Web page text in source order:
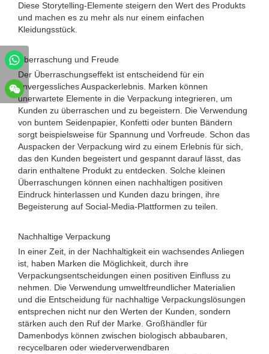
Diese Storytelling-Elemente steigern den Wert des Produkts
und machen es zu mehr als nur einem einfachen
Kleidungsstück.
Überraschung und Freude
Der Überraschungseffekt ist entscheidend für ein
unvergessliches Auspackerlebnis. Marken können
unerwartete Elemente in die Verpackung integrieren, um
Kunden zu überraschen und zu begeistern. Die Verwendung
von buntem Seidenpapier, Konfetti oder bunten Bändern
sorgt beispielsweise für Spannung und Vorfreude. Schon das
Auspacken der Verpackung wird zu einem Erlebnis für sich,
das den Kunden begeistert und gespannt darauf lässt, das
darin enthaltene Produkt zu entdecken. Solche kleinen
Überraschungen können einen nachhaltigen positiven
Eindruck hinterlassen und Kunden dazu bringen, ihre
Begeisterung auf Social-Media-Plattformen zu teilen.
Nachhaltige Verpackung
In einer Zeit, in der Nachhaltigkeit ein wachsendes Anliegen
ist, haben Marken die Möglichkeit, durch ihre
Verpackungsentscheidungen einen positiven Einfluss zu
nehmen. Die Verwendung umweltfreundlicher Materialien
und die Entscheidung für nachhaltige Verpackungslösungen
entsprechen nicht nur den Werten der Kunden, sondern
stärken auch den Ruf der Marke. Großhändler für
Damenbodys können zwischen biologisch abbaubaren,
recycelbaren oder wiederverwendbaren